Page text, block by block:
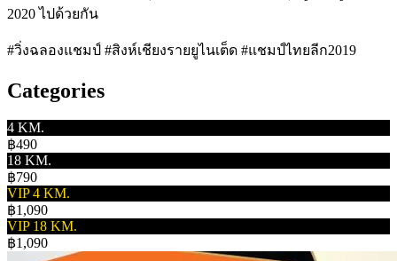
2020 ไปด้วยกัน
#วิ่งฉลองแชมป์ #สิงห์เชียงรายยูไนเต็ด #แชมป์ไทยลีก2019
Categories
4 KM.
฿490
18 KM.
฿790
VIP 4 KM.
฿1,090
VIP 18 KM.
฿1,090